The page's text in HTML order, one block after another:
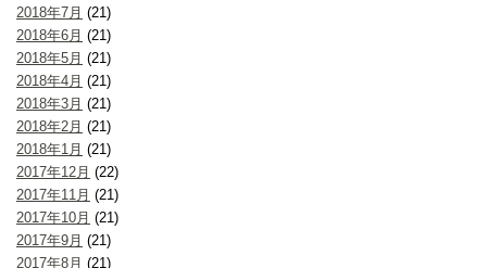
2018年7月 (21)
2018年6月 (21)
2018年5月 (21)
2018年4月 (21)
2018年3月 (21)
2018年2月 (21)
2018年1月 (21)
2017年12月 (22)
2017年11月 (21)
2017年10月 (21)
2017年9月 (21)
2017年8月 (21)